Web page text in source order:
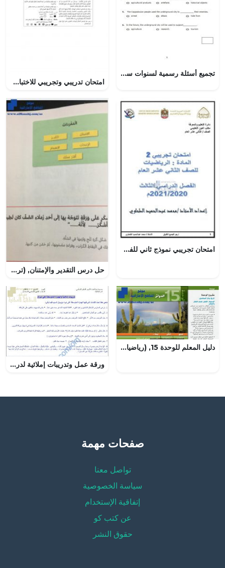
تجميع أسئلة رسمية لسنوات سابقة (لغة انجليزية) العاشر
امتحان تدريبي وتجريبي للاختبار النهائي نموذج رابع (فيزياء) الثاني عشر
امتحان تجريبي نموذج ثاني للفصل الثالث, (رياضيات) الثاني عشر العام
حل درس التقدير والإمتنان, (تربية أخلاقية) الثالث
دليل المعلم للوحدة 15, (رياضيات) التاسع العام
ورقة عمل وتدريبات إملائية لدرس الهمزة المتوسطة على النبرة (لغة عربية) الثامن
صفحات مهمة
تواصل معنا
سياسة الخصوصية
إتفاقية الإستخدام
عن كتب كو
حقوق النشر